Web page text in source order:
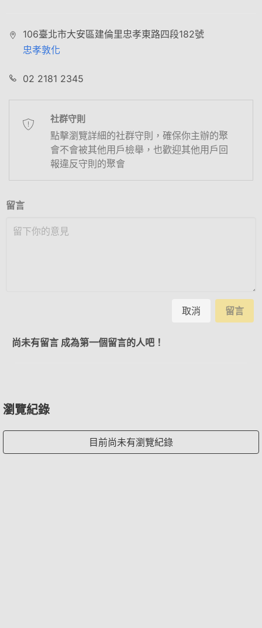
106臺北市大安區建倫里忠孝東路四段182號
忠孝敦化
02 2181 2345
社群守則
點擊瀏覽詳細的社群守則，確保你主辦的聚
會不會被其他用戶檢舉，也歡迎其他用戶回
報違反守則的聚會
留言
取消 留言
尚未有留言 成為第一個留言的人吧！
瀏覽紀錄
目前尚未有瀏覽紀錄